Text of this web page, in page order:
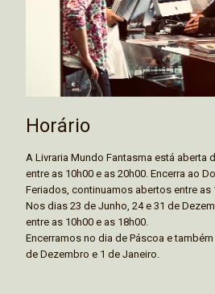
Horário
A Livraria Mundo Fantasma está aberta
entre as 10h00 e as 20h00. Encerra ao
Feriados, continuamos abertos entre as
Nos dias 23 de Junho, 24 e 31 de
entre as 10h00 e as 18h00.
Encerramos no dia de Páscoa e
de Dezembro e 1 de Janeiro.